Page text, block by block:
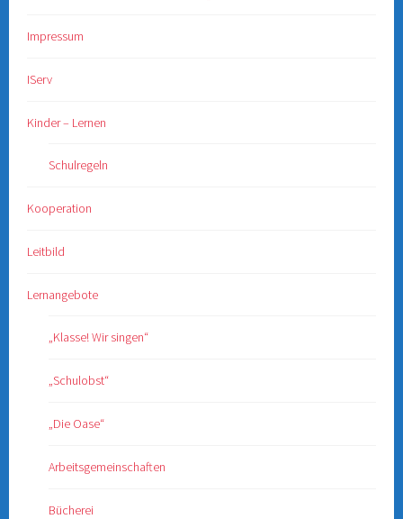
Impressum
IServ
Kinder – Lernen
Schulregeln
Kooperation
Leitbild
Lernangebote
„Klasse! Wir singen“
„Schulobst“
„Die Oase“
Arbeitsgemeinschaften
Bücherei